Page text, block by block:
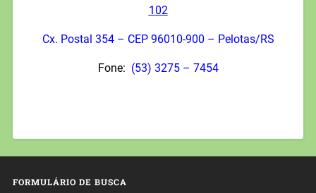
102
Cx. Postal 354 – CEP 96010-900 – Pelotas/RS
Fone: (53) 3275 – 7454
FORMULÁRIO DE BUSCA